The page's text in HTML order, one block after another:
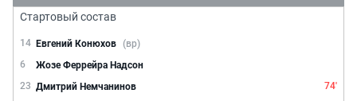
Стартовый состав
14 Евгений Конюхов (вр)
6
Жозе Феррейра Надсон
23 Дмитрий Немчанинов
74'